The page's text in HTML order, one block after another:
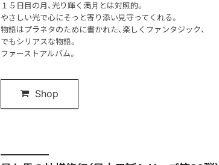
１５日目の月、光り輝く満月とは対照的。
やさしい光で心にそっと寄り添い見守ってくれる。
物語はプラネタのために書かれた、楽しくファンタジック、
でもシリアスな物語。
ファーストアルバム。
Shop